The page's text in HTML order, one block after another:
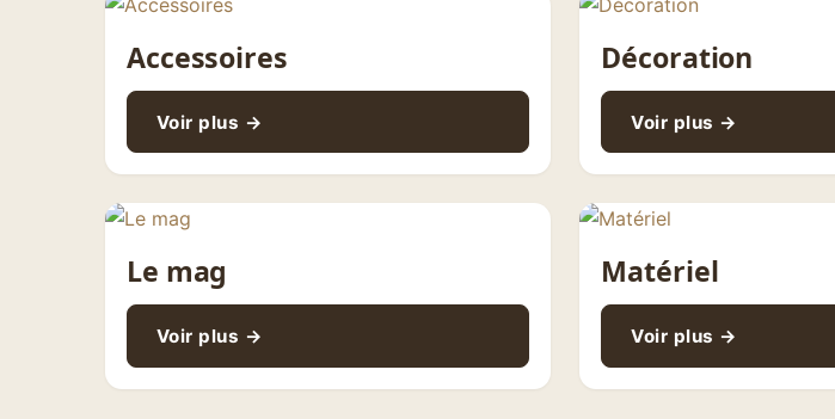
Accessoires
Voir plus →
Décoration
Voir plus →
Le mag
Voir plus →
Matériel
Voir plus →